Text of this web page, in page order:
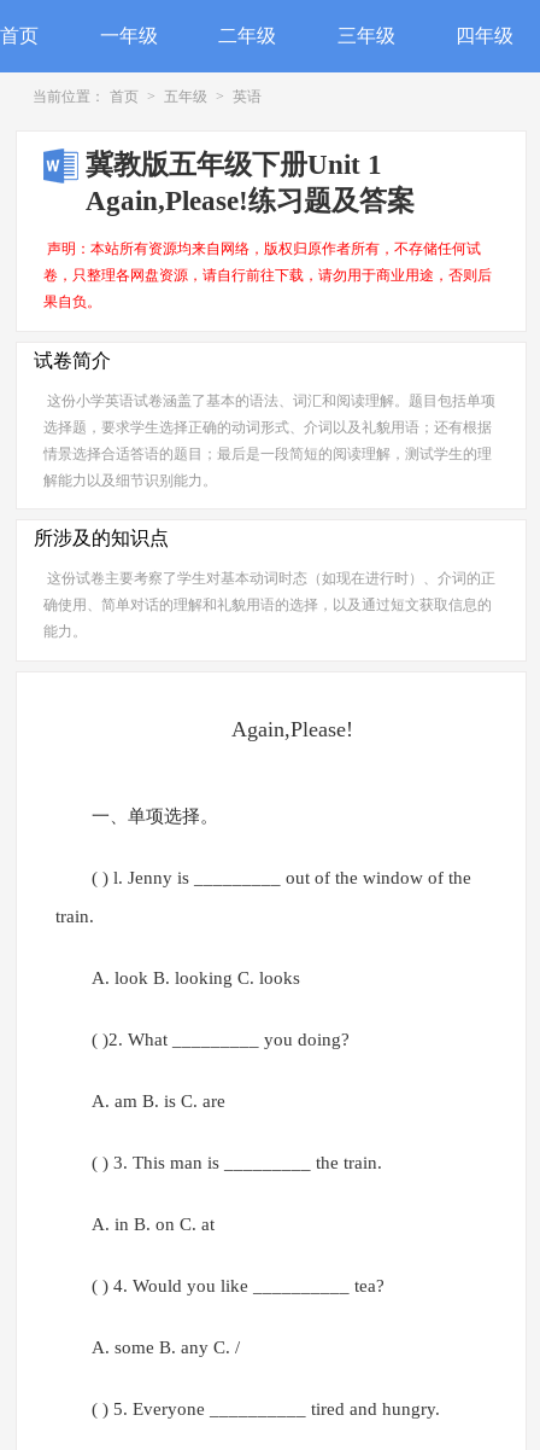
首页 一年级 二年级 三年级 四年级
当前位置： 首页 > 五年级 > 英语
冀教版五年级下册Unit 1
Again,Please!练习题及答案
声明：本站所有资源均来自网络，版权归原作者所有，不存储任何试
卷，只整理各网盘资源，请自行前往下载，请勿用于商业用途，否则后
果自负。
试卷简介
这份小学英语试卷涵盖了基本的语法、词汇和阅读理解。题目包括单项
选择题，要求学生选择正确的动词形式、介词以及礼貌用语；还有根据
情景选择合适答语的题目；最后是一段简短的阅读理解，测试学生的理
解能力以及细节识别能力。
所涉及的知识点
这份试卷主要考察了学生对基本动词时态（如现在进行时）、介词的正
确使用、简单对话的理解和礼貌用语的选择，以及通过短文获取信息的
能力。
Again,Please!
一、单项选择。
( ) l. Jenny is _________ out of the window of the
train.
A. look B. looking C. looks
( )2. What _________ you doing?
A. am B. is C. are
( ) 3. This man is _________ the train.
A. in B. on C. at
( ) 4. Would you like __________ tea?
A. some B. any C. /
( ) 5. Everyone __________ tired and hungry.